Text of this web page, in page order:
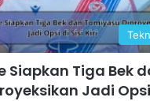
Siapkan Tiga Bek
Jadi